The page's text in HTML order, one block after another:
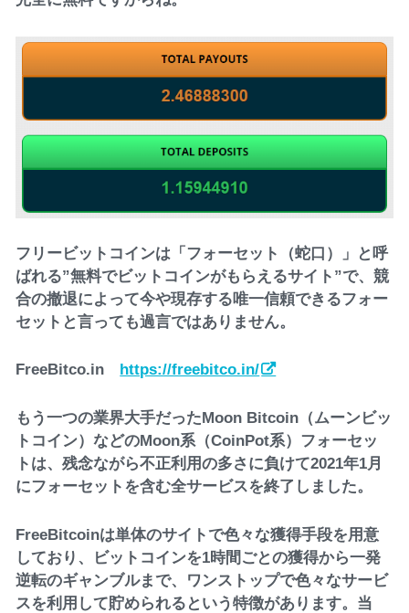
フリービットコインは「フォーセット（蛇口）」と呼
ばれる”無料でビットコインがもらえるサイト”で、競
合の撤退によって今や現存する唯一信頼できるフォー
セットと言っても過言ではありません。
FreeBitco.in https://freebitco.in/
もう一つの業界大手だったMoon Bitcoin（ムーンビッ
トコイン）などのMoon系（CoinPot系）フォーセッ
トは、残念ながら不正利用の多さに負けて2021年1月
にフォーセットを含む全サービスを終了しました。
FreeBitcoinは単体のサイトで色々な獲得手段を用意
しており、ビットコインを1時間ごとの獲得から一発
逆転のギャンブルまで、ワンストップで色々なサービ
スを利用して貯められるという特徴があります。当